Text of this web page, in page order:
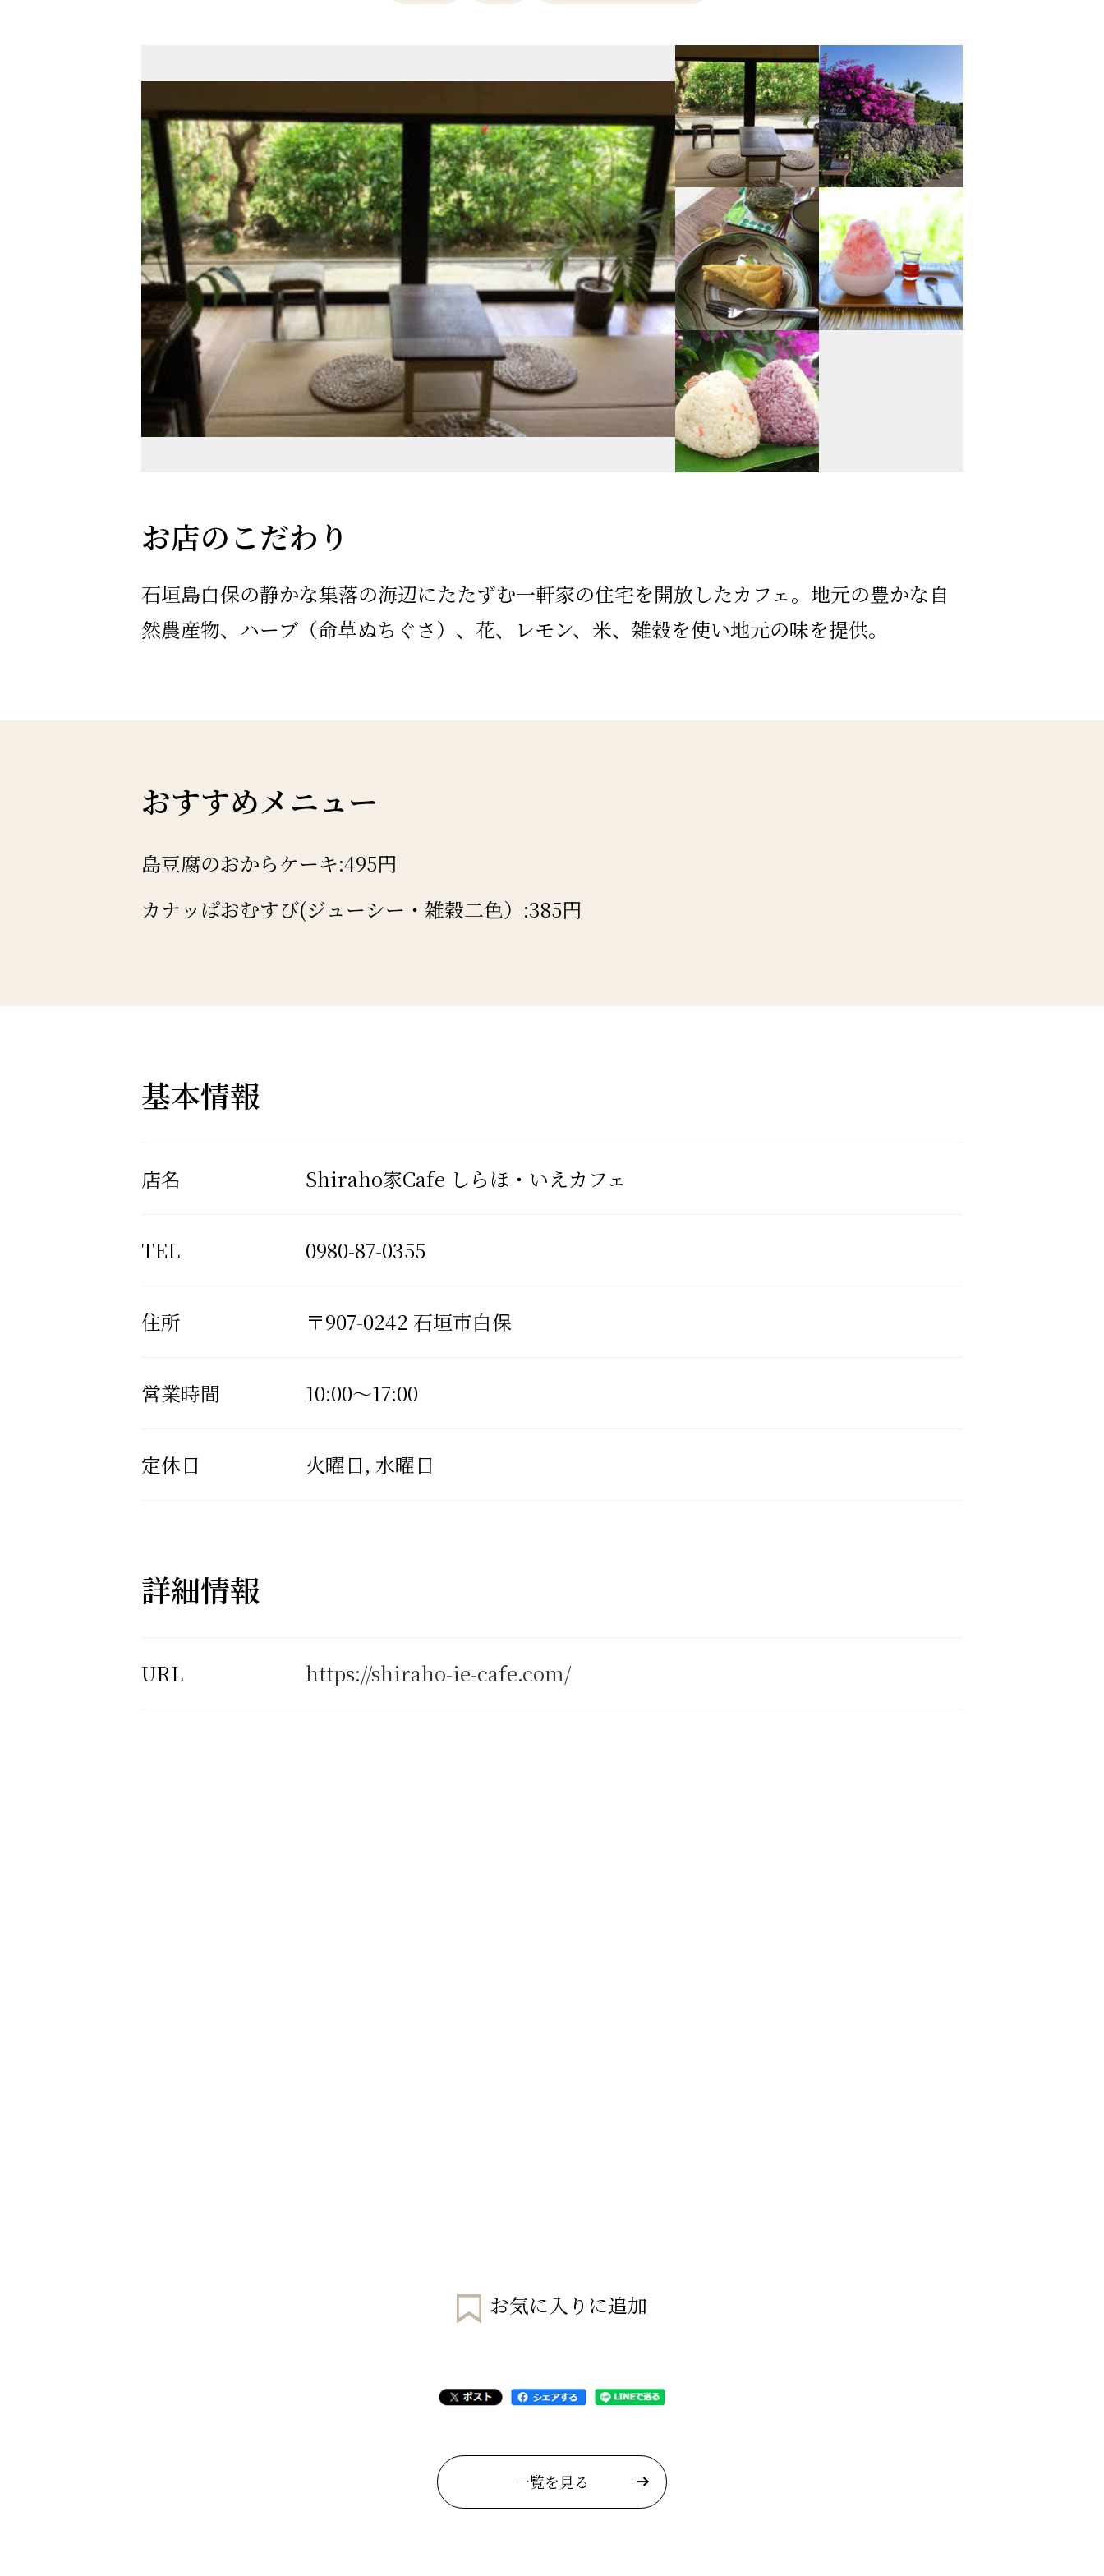
お店のこだわり
石垣島白保の静かな集落の海辺にたたずむ一軒家の住宅を開放したカフェ。地元の豊かな自
然農産物、ハーブ（命草ぬちぐさ）、花、レモン、米、雑穀を使い地元の味を提供。
おすすめメニュー
島豆腐のおからケーキ:495円
カナッぱおむすび(ジューシー・雑穀二色）:385円
基本情報
店名 Shiraho家Cafe しらほ・いえカフェ
TEL 0980-87-0355
住所 〒907-0242 石垣市白保
営業時間 10:00～17:00
定休日 火曜日, 水曜日
詳細情報
URL https://shiraho-ie-cafe.com/
お気に入りに追加
一覧を見る